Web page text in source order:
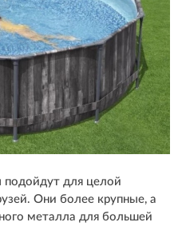
подойдут для целой
Они более крупные, а
металла для большей